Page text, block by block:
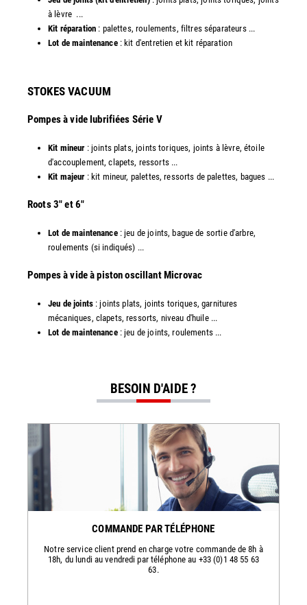
à lèvre ...
Kit réparation : palettes, roulements, filtres séparateurs ...
Lot de maintenance: kit d'entretien et kit réparation​
STOKES VACUUM
Pompes à vide lubrifiées Série V
Kit mineur : joints plats, joints toriques, joints à lèvre, étoile
d'accouplement, clapets, ressorts ...
Kit majeur : kit mineur, palettes, ressorts de palettes, bagues ...
​Roots 3" et 6"
Lot de maintenance: jeu de joints, bague de sortie d'arbre,
roulements (si indiqués) ...
​​Pompes à vide à piston oscillant Microvac
Jeu de joints: joints plats, joints toriques, garnitures
mécaniques, clapets, ressorts, niveau d'huile ...
Lot de maintenance: jeu de joints, roulements ...
BESOIN D'AIDE ?
COMMANDE PAR TÉLÉPHONE
Notre service client prend en charge votre commande de 8h à
18h, du lundi au vendredi par téléphone au +33 (0)1 48 55 63
63.